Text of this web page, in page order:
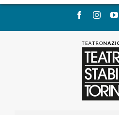
Skip
Facebook